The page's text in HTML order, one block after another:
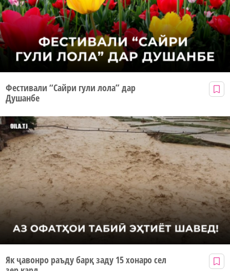
Фестивали “Сайри гули лола” дар
Душанбе
Як ҷавонро раъду барқ заду 15 хонаро сел